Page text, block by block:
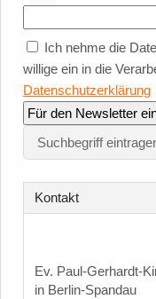
Ich nehme die
willige ein in die
Datenschutzerklärung
Kontakt
Ev. Paul-Gerhardt-
in Berlin-Spandau